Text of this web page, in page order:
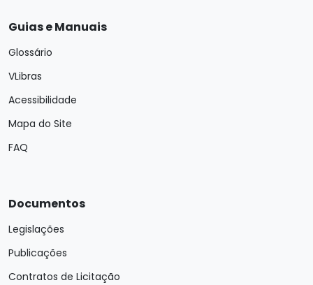
Guias e Manuais
Glossário
VLibras
Acessibilidade
Mapa do Site
FAQ
Documentos
Legislações
Publicações
Contratos de Licitação